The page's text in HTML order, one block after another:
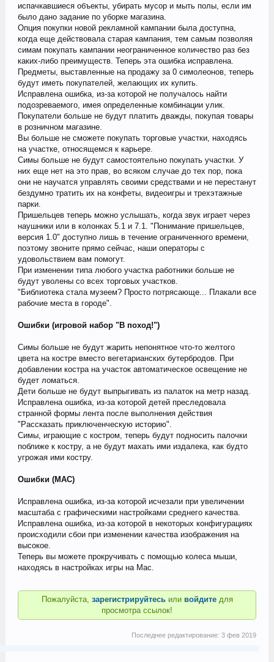
испачкавшиеся объекты, убирать мусор и мыть полы, если им
было дано задание по уборке магазина.
Опция покупки новой рекламной кампании была доступна,
когда еще действовала старая кампания, тем самым позволяя
симам покупать кампании неограниченное количество раз без
каких-либо преимуществ. Теперь эта ошибка исправлена.
Предметы, выставленные на продажу за 0 симолеонов, теперь
будут иметь покупателей, желающих их купить.
Исправлена ошибка, из-за которой не получалось найти
подозреваемого, имея определенные комбинации улик.
Покупатели больше не будут платить дважды, покупая товары
в розничном магазине.
Вы больше не сможете покупать торговые участки, находясь
на участке, относящемся к карьере.
Симы больше не будут самостоятельно покупать участки. У
них еще нет на это прав, во всяком случае до тех пор, пока
они не научатся управлять своими средствами и не перестанут
бездумно тратить их на конфеты, видеоигры и трехэтажные
парки.
Пришельцев теперь можно услышать, когда звук играет через
наушники или в колонках 5.1 и 7.1. "Понимание пришельцев,
версия 1.0" доступно лишь в течение ограниченного времени,
поэтому звоните прямо сейчас, наши операторы с
удовольствием вам помогут.
При изменении типа любого участка работники больше не
будут уволены со всех торговых участков.
"Библиотека стала музеем? Просто потрясающе... Плакали все
рабочие места в городе".
Ошибки (игровой набор "В поход!")
Симы больше не будут жарить непонятное что-то желтого
цвета на костре вместо вегетарианских бутербродов. При
добавлении костра на участок автоматическое освещение не
будет ломаться.
Дети больше не будут выпрыгивать из палаток на метр назад.
Исправлена ошибка, из-за которой детей преследовала
странной формы лента после выполнения действия
"Рассказать приключенческую историю".
Симы, играющие с костром, теперь будут подносить палочки
поближе к костру, а не будут махать ими издалека, как будто
угрожая ими костру.
Ошибки (MAC)
Исправлена ошибка, из-за которой исчезали при увеличении
масштаба с графическими настройками среднего качества.
Исправлена ошибка, из-за которой в некоторых конфигурациях
происходили сбои при изменении качества изображения на
высокое.
Теперь вы можете прокручивать с помощью колеса мыши,
находясь в настройках игры на Mac.
Пожалуйста, зарегистрируйтесьили войдите для
просмотра ссылок!
Последнее редактирование:3 фев 2019